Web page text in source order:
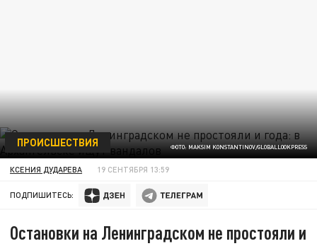
ФОТО: MAKSIM KONSTANTINOV/GLOBALLOOKPRESS
ПРОИСШЕСТВИЯ
КСЕНИЯ ДУДАРЕВА 19 СЕНТЯБРЯ 13:59
ПОДПИШИТЕСЬ:
Остановки на Ленинградском не простояли и